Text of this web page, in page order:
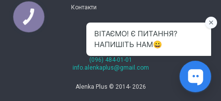
Контакти
(096) 484-01-01
info.alenkaplus@gmail.com
Alenka Plus © 2014- 2026
КНОПКА
ЗВ'ЯЗКУ